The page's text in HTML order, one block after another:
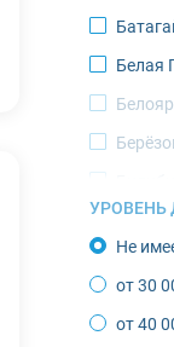
Белая
УРОВЕНЬ
Не
от 30
от 40